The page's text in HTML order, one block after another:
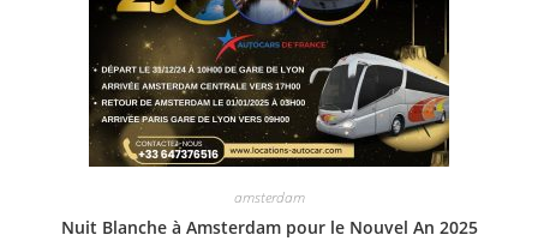
amsterdam
Nuit Blanche à Amsterdam pour le Nouvel An 2025